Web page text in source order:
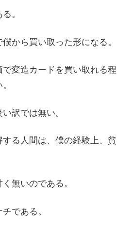
。
から買い取った形になる。
変造カードを買い取れる程
訳では無い。
る人間は、僕の経験上、貧
無いのである。
である。